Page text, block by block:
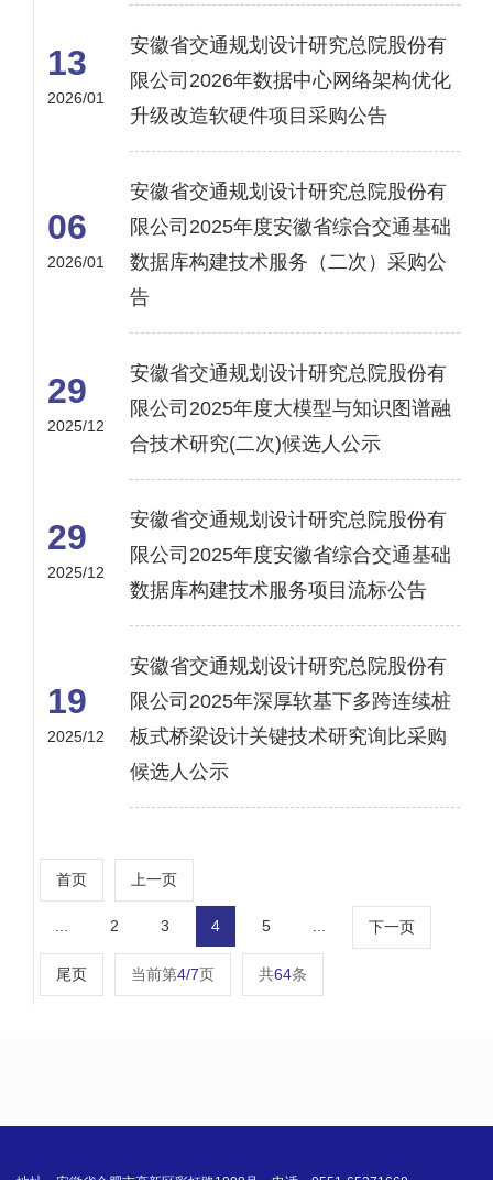
13
2026/01
安徽省交通规划设计研究总院股份有
限公司2026年数据中心网络架构优化
升级改造软硬件项目采购公告
06
2026/01
安徽省交通规划设计研究总院股份有
限公司2025年度安徽省综合交通基础
数据库构建技术服务（二次）采购公
告
29
2025/12
安徽省交通规划设计研究总院股份有
限公司2025年度大模型与知识图谱融
合技术研究(二次)候选人公示
29
2025/12
安徽省交通规划设计研究总院股份有
限公司2025年度安徽省综合交通基础
数据库构建技术服务项目流标公告
19
2025/12
安徽省交通规划设计研究总院股份有
限公司2025年深厚软基下多跨连续桩
板式桥梁设计关键技术研究询比采购
候选人公示
首页 上一页
... 2 3 4 5 ... 下一页
尾页 当前第4/7页 共64条